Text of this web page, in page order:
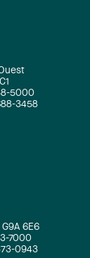
5000
3458
G9A 6E6
7000
0943